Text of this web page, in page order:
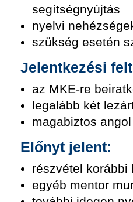
segítségnyújtás
nyelvi
szükség esetén
Jelentkezési
az MKE-re
legalább két
magabiztos
Előnyt jelent:
részvétel korábbi
egyéb mentor